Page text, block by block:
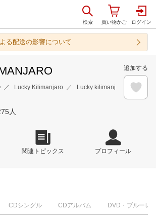
る配送の影響について
Lucky Kilimanjaro
Lucky kilimanj
人
追加する
関連トピックス プロフィール
CDシングル CDアルバム DVD・ブルーレ